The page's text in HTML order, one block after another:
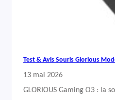
Test & Avis Souris Glorious
13 mai 2026
GLORIOUS Gaming O3 : la